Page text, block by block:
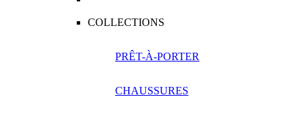
COLLECTIONS
PRÊT-À-PORTER
CHAUSSURES